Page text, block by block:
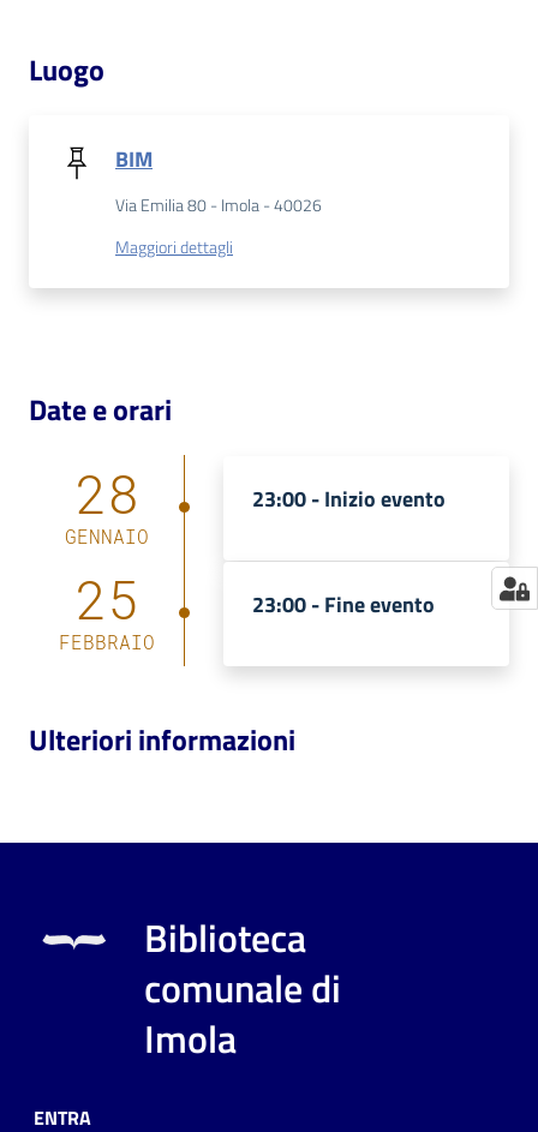
Catalogo
Avvisi
Luogo
BIM
Via Emilia 80 - Imola - 40026
Maggiori dettagli
Date e orari
28
GENNAIO
23:00 -Inizio evento
25
FEBBRAIO
23:00 -Fine evento
Ulteriori informazioni
Biblioteca
comunale di
Imola
ENTRA